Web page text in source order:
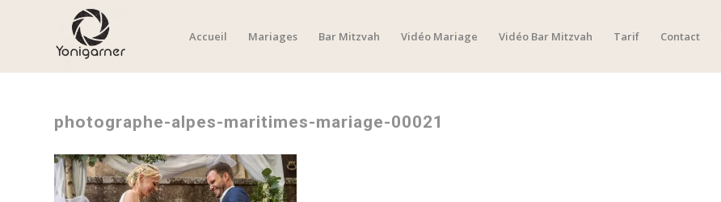
Accueil Mariages Bar Mitzvah Vidéo Mariage Vidéo Bar Mitzvah Tarif Contact
photographe-alpes-maritimes-mariage-00021